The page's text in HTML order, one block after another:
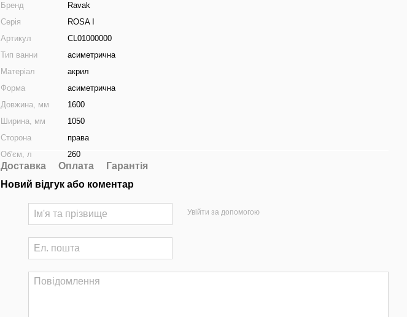
Бренд
Ravak
Серія
ROSA I
Артикул
CL01000000
Тип ванни
аcиметрична
Матеріал
акрил
Форма
асиметрична
Довжина, мм
1600
Ширина, мм
1050
Сторона
права
Об'єм, л
260
Доставка Оплата
Гарантія
Новий відгук або коментар
Увійти за допомогою